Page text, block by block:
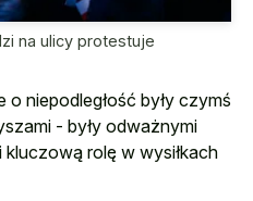
na ulicy protestuje
niepodległość były czymś
- były odważnymi
kluczową rolę w wysiłkach